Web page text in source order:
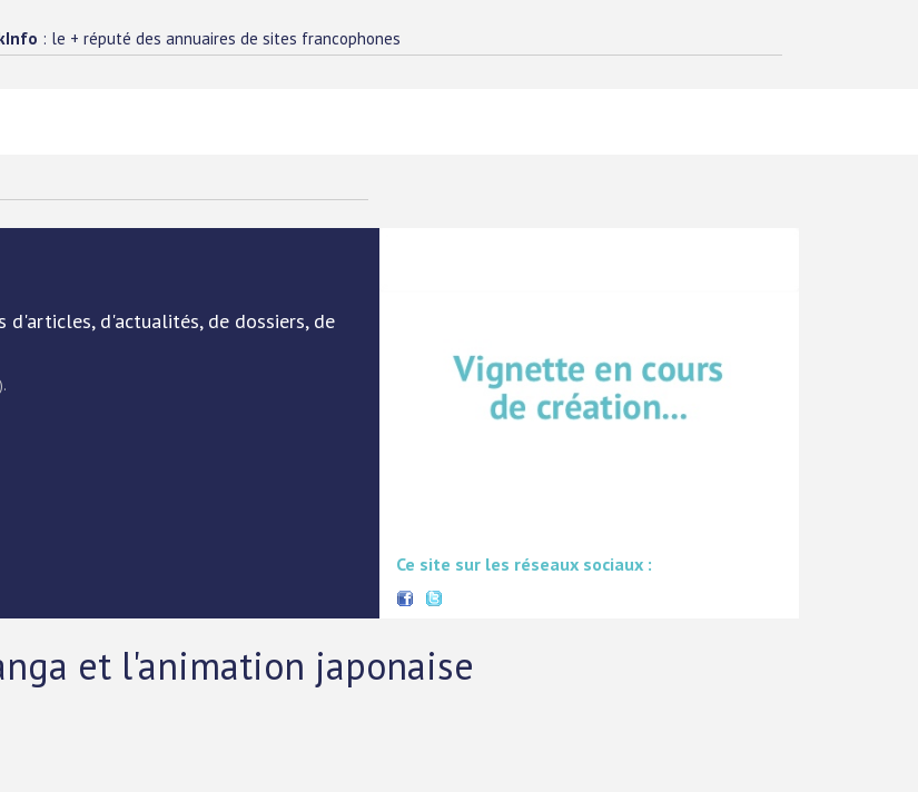
: le + réputé des annuaires de sites francophones
d'articles, d'actualités, de dossiers, de
Ce site sur les réseaux sociaux :
et l'animation japonaise